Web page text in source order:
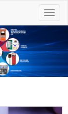
切
换
航